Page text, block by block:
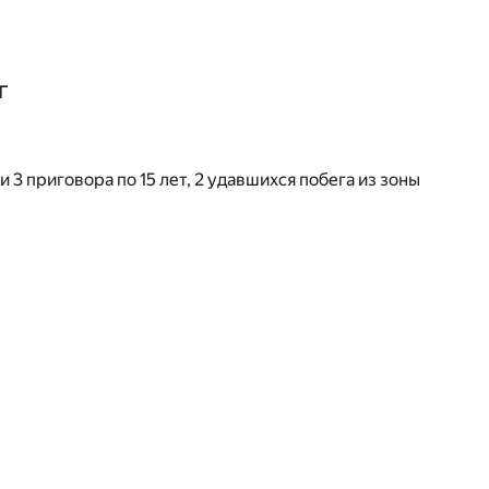
приговора по 15 лет, 2 удавшихся побега из зоны